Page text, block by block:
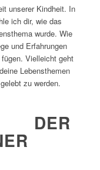
unserer Kindheit. In
ich dir, wie das
wurde. Wie
und Erfahrungen
Vielleicht geht
Lebensthemen
zu werden.
DER